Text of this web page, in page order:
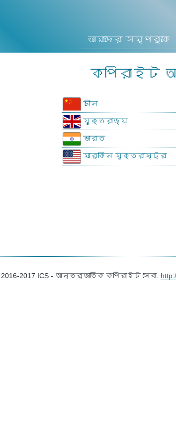
আমাদের সম্পর্কে
কপিরাইট
চীন
যুক্তরাজ্য
ভারত
মার্কিন যুক্তরাষ্ট্র
2017 ICS- আন্তর্জাতিক কপিরাইট সেবা.